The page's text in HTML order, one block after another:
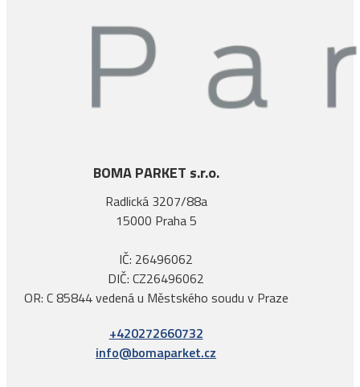
BOMA PARKET s.r.o.
Radlická 3207/88a
15000 Praha 5
IČ: 26496062
DIČ: CZ26496062
OR: C 85844 vedená u Městského soudu v Praze
+420272660732
info@bomaparket.cz